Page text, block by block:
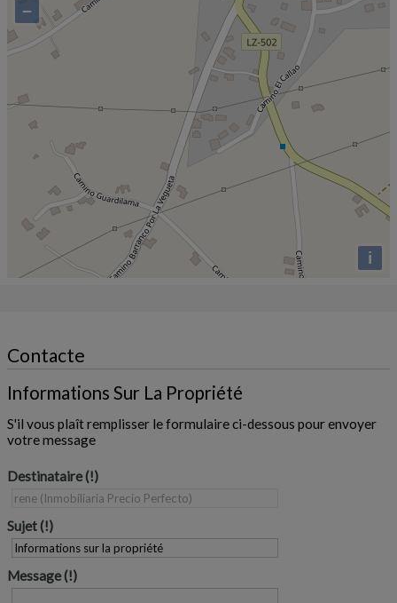
−
i
Contacte
Informations Sur La Propriété
S'il vous plaît remplisser le formulaire ci-dessous pour envoyer
votre message
Destinataire
Sujet
Message